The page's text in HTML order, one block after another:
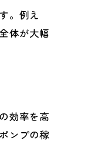
。例え
体が大幅
効率を高
ンプの稼